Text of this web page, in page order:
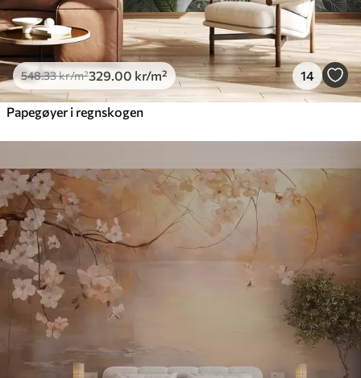
548.33kr/m²329 .00 kr/m² 14
Papegøyer i regnskogen